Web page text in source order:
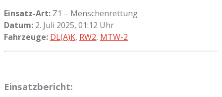
Einsatz-Art: Z1 – Menschenrettung
Datum: 2. Juli 2025, 01:12 Uhr
Fahrzeuge: DL(A)K, RW2, MTW-2
Einsatzbericht: